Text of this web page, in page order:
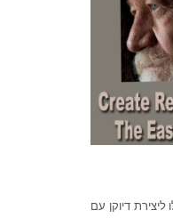
דיוקן עם